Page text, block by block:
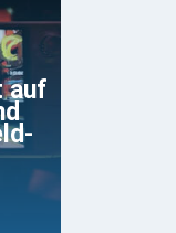
auf